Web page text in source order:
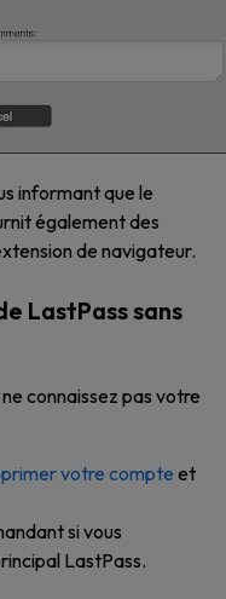
informant que le
également des
de navigateur.
LastPass sans
connaissez pas votre
votre compte et
si vous
LastPass.